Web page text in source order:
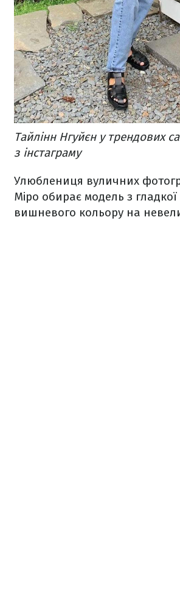
Тайлінн Нгуйєн у трендових
з інстаграму
Улюблениця вуличних
Міро обирає модель з гладкої
вишневого кольору на